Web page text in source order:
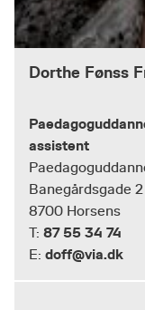
Dorthe Fønss
assistent
Banegårdsgade 2
8700 Horsens
T: 87 55 34 74
E: doff@via.dk